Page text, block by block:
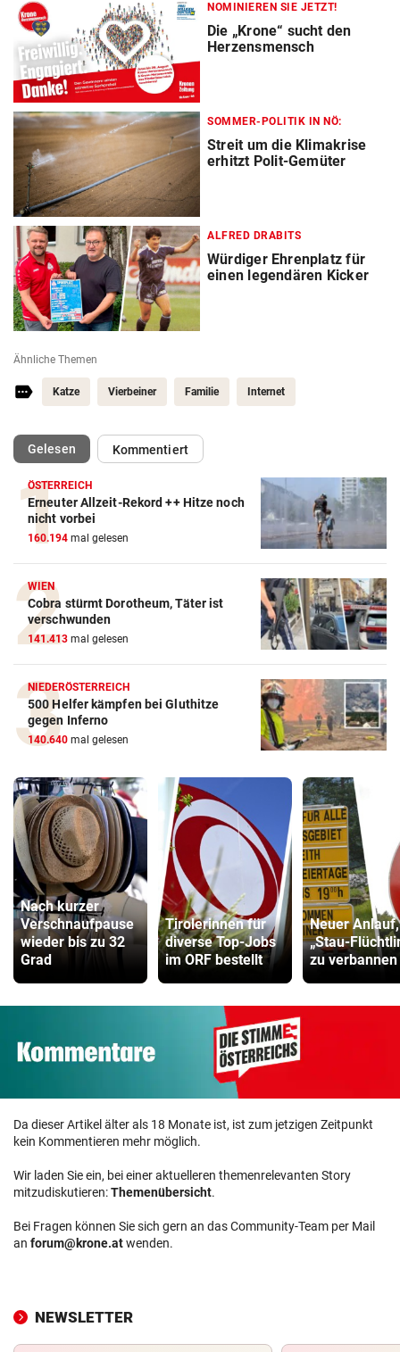
NOMINIEREN SIE JETZT!
Die „Krone“ sucht den
Herzensmensch
SOMMER-POLITIK IN NÖ:
Streit um die Klimakrise
erhitzt Polit-Gemüter
ALFRED DRABITS
Würdiger Ehrenplatz für
einen legendären Kicker
Ähnliche Themen
Katze Vierbeiner Familie Internet
Gelesen(ausgewählt)Kommentiert
ÖSTERREICH
Erneuter Allzeit-Rekord ++ Hitze noch
nicht vorbei
160.194 mal gelesen
WIEN
Cobra stürmt Dorotheum, Täter ist
verschwunden
141.413 mal gelesen
NIEDERÖSTERREICH
500 Helfer kämpfen bei Gluthitze
gegen Inferno
140.640 mal gelesen
Nach kurzer
Verschnaufpause
wieder bis zu 32
Grad
Tirolerinnen für
diverse Top-Jobs
im ORF bestellt
Neuer
„Stau-
zu verbannen
Da dieser Artikel älter als 18 Monate ist, ist zum jetzigen Zeitpunkt
kein Kommentieren mehr möglich.
Wir laden Sie ein, bei einer aktuelleren themenrelevanten Story
mitzudiskutieren:Themenübersicht.
Bei Fragen können Sie sich gern an das Community-Team per Mail
an forum@krone.atwenden.
NEWSLETTER